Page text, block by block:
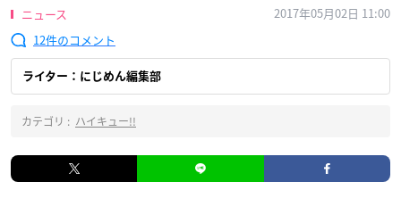
ニュース
2017年05月02日 11:00
12
ライター：にじめん編集部
カテゴリ : ハイキュー!!